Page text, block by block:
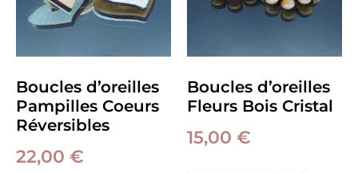
Boucles d’oreilles
Pampilles Coeurs
Réversibles
22,00 €
Boucles d’oreilles
Fleurs Bois Cristal
15,00 €